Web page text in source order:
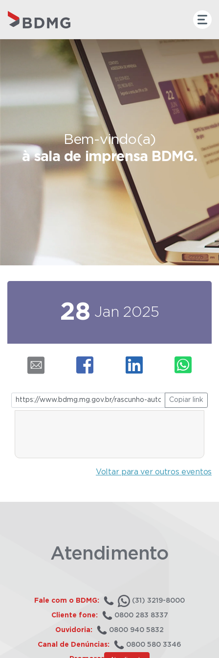
Bem-vindo(a)
à sala de imprensa BDMG.
28 Jan 2025
Copiar link
Voltar para ver outros eventos
Atendimento
Fale com o BDMG: (31) 3219-8000
Cliente fone: 0800 283 8337
Ouvidoria: 0800 940 5832
Canal de Denúncias: 0800 580 3346